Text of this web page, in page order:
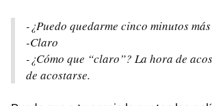
-¿Puedo quedarme cinco minutos
-Claro
-¿Cómo que “claro”? La hora de
de acostarse.